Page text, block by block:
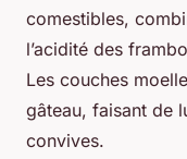
comestibles,
l’acidité des
Les couches
gâteau, faisant de
convives.